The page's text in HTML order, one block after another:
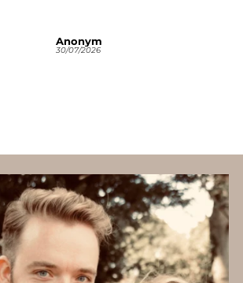
Anonym
30/07/2026